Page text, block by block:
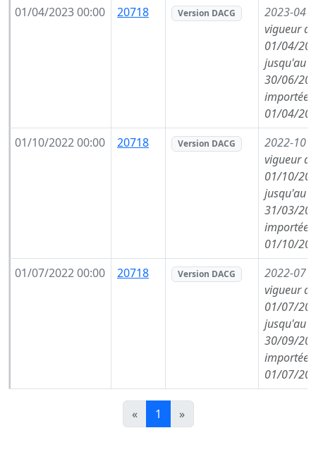
01/04/2023 00:00
20718 Version DACG 2023-04
vigueur
01/04/
jusqu'au
30/06/
importée
01/04/
01/10/2022 00:00
20718 Version DACG 2022-10
vigueur
01/10/
jusqu'au
31/03/
importée
01/10/
01/07/2022 00:00
20718 Version DACG 2022-07
vigueur
01/07/
jusqu'au
30/09/
importée
01/07/
« 1 »